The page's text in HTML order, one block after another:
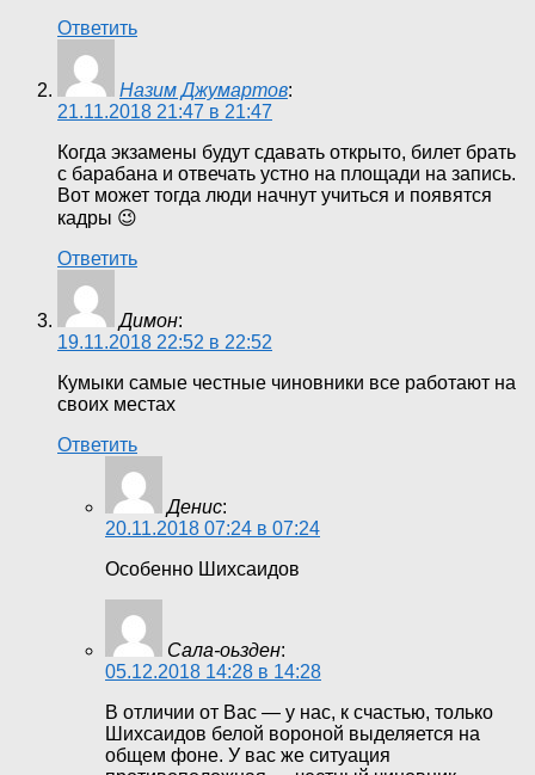
Ответить
Назим Джумартов:
21.11.2018 21:47 в 21:47
Когда экзамены будут сдавать открыто, билет брать
с барабана и отвечать устно на площади на запись.
Вот может тогда люди начнут учиться и появятся
кадры 😉
Ответить
Димон:
19.11.2018 22:52 в 22:52
Кумыки самые честные чиновники все работают на
своих местах
Ответить
Денис:
20.11.2018 07:24 в 07:24
Особенно Шихсаидов
Сала-оьзден:
05.12.2018 14:28 в 14:28
В отличии от Вас — у нас, к счастью, только
Шихсаидов белой вороной выделяется на
общем фоне. У вас же ситуация